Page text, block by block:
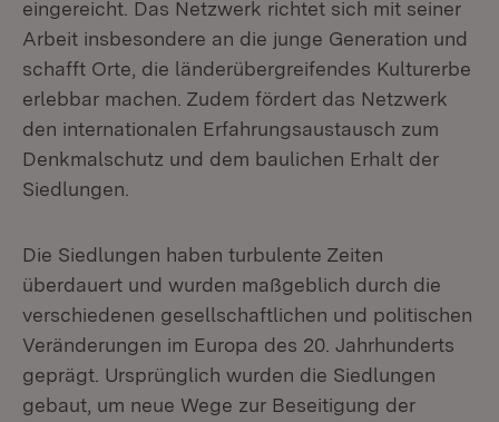
eingereicht. Das Netzwerk richtet sich mit seiner
Arbeit insbesondere an die junge Generation und
schafft Orte, die länderübergreifendes Kulturerbe
erlebbar machen. Zudem fördert das Netzwerk
den internationalen Erfahrungsaustausch zum
Denkmalschutz und dem baulichen Erhalt der
Siedlungen.
Die Siedlungen haben turbulente Zeiten
überdauert und wurden maßgeblich durch die
verschiedenen gesellschaftlichen und politischen
Veränderungen im Europa des 20. Jahrhunderts
geprägt. Ursprünglich wurden die Siedlungen
gebaut, um neue Wege zur Beseitigung der